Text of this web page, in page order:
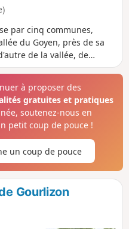
par cinq communes,
du Goyen, près de sa
de la vallée, de
passe par le site de la
à proposer des
gratuites et pratiques
soutenez-nous en
petit coup de pouce !
un coup de pouce
Gourlizon